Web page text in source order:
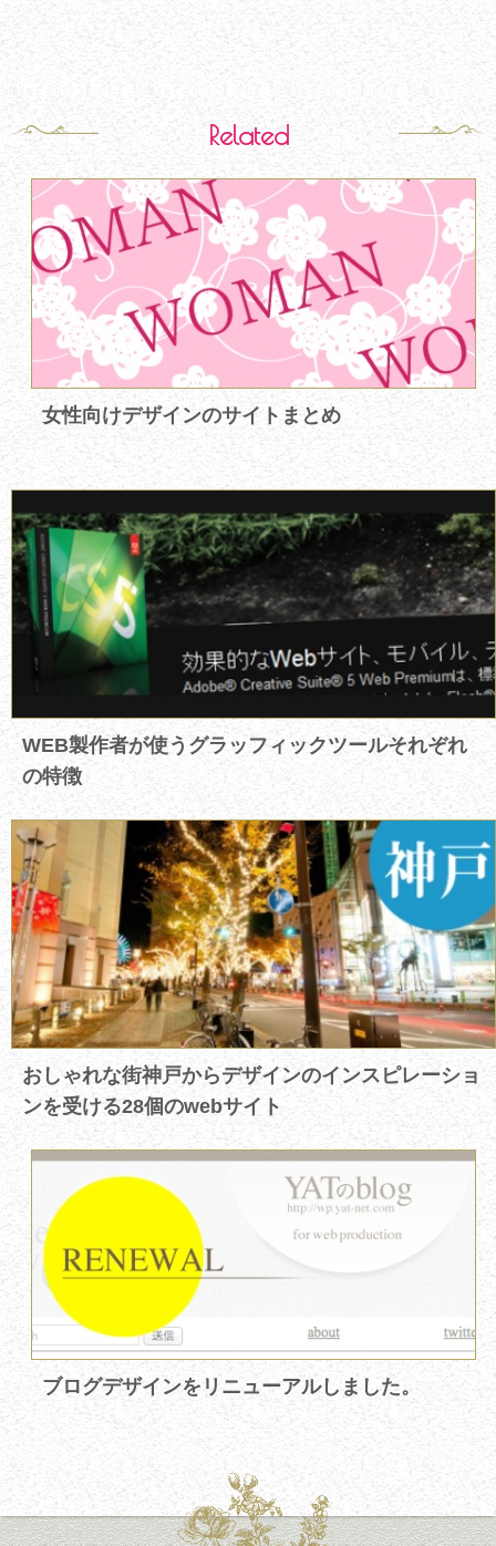
Related
女性向けデザインのサイトまとめ
WEB製作者が使うグラッフィックツールそれぞれ
の特徴
おしゃれな街神戸からデザインのインスピレーショ
ンを受ける28個のwebサイト
ブログデザインをリニューアルしました。